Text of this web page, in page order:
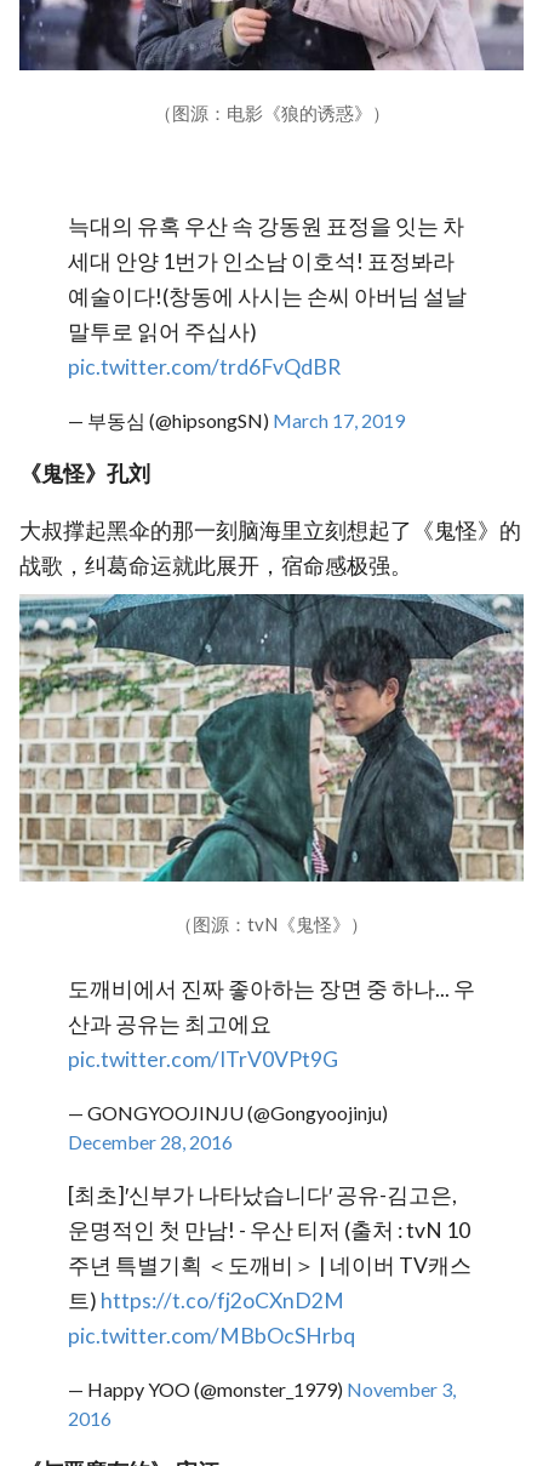
（图源：电影《狼的诱惑》）
늑대의 유혹 우산 속 강동원 표정을 잇는 차
세대 안양 1번가 인소남 이호석! 표정봐라
예술이다!(창동에 사시는 손씨 아버님 설날
말투로 읽어 주십사)
pic.twitter.com/trd6FvQdBR
— 부동심 (@hipsongSN) March 17, 2019
《鬼怪》孔刘
大叔撑起黑伞的那一刻脑海里立刻想起了《鬼怪》的
战歌，纠葛命运就此展开，宿命感极强。
（图源：tvN《鬼怪》）
도깨비에서 진짜 좋아하는 장면 중 하나... 우
산과 공유는 최고에요
pic.twitter.com/ITrV0VPt9G
— GONGYOOJINJU (@Gongyoojinju)
December 28, 2016
[최초]′신부가 나타났습니다′ 공유-김고은,
운명적인 첫 만남! - 우산 티저 (출처 : tvN 10
주년 특별기획 ＜도깨비＞ | 네이버 TV캐스
트) https://t.co/fj2oCXnD2M
pic.twitter.com/MBbOcSHrbq
— Happy YOO (@monster_1979) November 3,
2016